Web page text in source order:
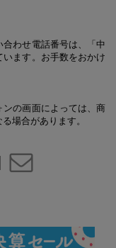
わせ電話番号は、「中
ます。お手数をおかけ
の画面によっては、商
場合があります。